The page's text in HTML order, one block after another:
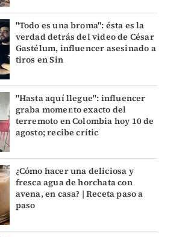
"Todo es una broma": ésta es la
verdad detrás del video de César
Gastélum, influencer asesinado a
tiros en Sin
"Hasta aquí llegue": influencer
graba momento exacto del
terremoto en Colombia hoy 10 de
agosto; recibe crític
¿Cómo hacer una deliciosa y
fresca agua de horchata con
avena, en casa? | Receta paso a
paso